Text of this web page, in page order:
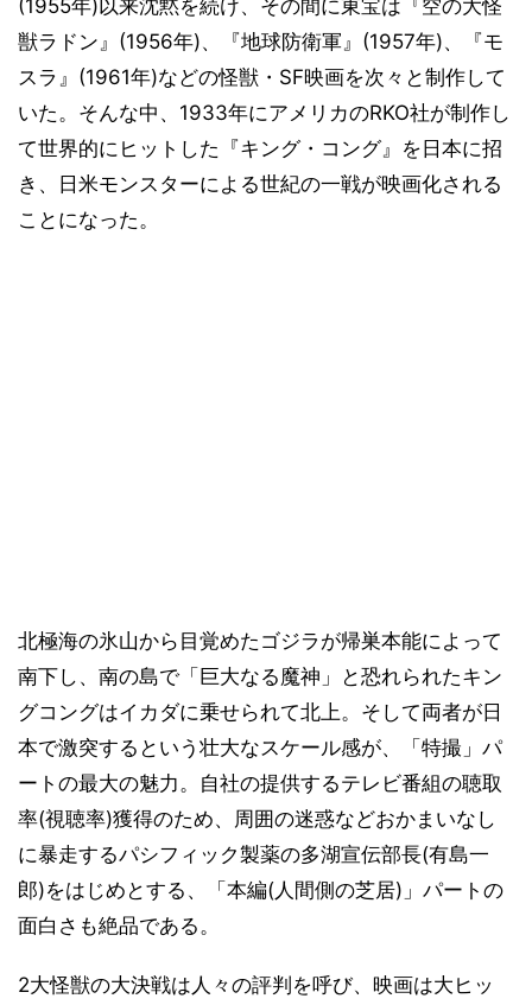
(1955年)以来沈黙を続け、その間に東宝は『空の大怪
獣ラドン』(1956年)、『地球防衛軍』(1957年)、『モ
スラ』(1961年)などの怪獣・SF映画を次々と制作して
いた。そんな中、1933年にアメリカのRKO社が制作し
て世界的にヒットした『キング・コング』を日本に招
き、日米モンスターによる世紀の一戦が映画化される
ことになった。
北極海の氷山から目覚めたゴジラが帰巣本能によって
南下し、南の島で「巨大なる魔神」と恐れられたキン
グコングはイカダに乗せられて北上。そして両者が日
本で激突するという壮大なスケール感が、「特撮」パ
ートの最大の魅力。自社の提供するテレビ番組の聴取
率(視聴率)獲得のため、周囲の迷惑などおかまいなし
に暴走するパシフィック製薬の多湖宣伝部長(有島一
郎)をはじめとする、「本編(人間側の芝居)」パートの
面白さも絶品である。
2大怪獣の大決戦は人々の評判を呼び、映画は大ヒッ